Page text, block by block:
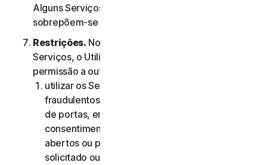
Alguns Serviços, os termos da Cláusula 4.ª
sobrepõem-se aos da Cláusula 2.ª.
Restrições. No que diz respeito à utilização dos
Serviços, o Utilizador não pode, nem pode dar
permissão a outra pessoa para:
utilizar os Serviços para quaisquer fins
fraudulentos, incluindo, sem limitação, análise
de portas, envio de spam, envio de e-mails de
consentimento, análise de reencaminhamentos
abertos ou proxies abertos, envio de e-mail não
solicitado ou qualquer versão ou tipo de e-mail